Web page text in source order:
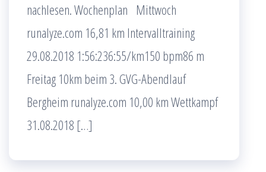
nachlesen. Wochenplan Mittwoch
runalyze.com 16,81 km Intervalltraining
29.08.2018 1:56:236:55/km150 bpm86 m
Freitag 10km beim 3. GVG-Abendlauf
Bergheim runalyze.com 10,00 km Wettkampf
31.08.2018 […]